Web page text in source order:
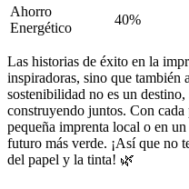
Ahorro
Energético
40%
Las historias de éxito en la
inspiradoras, sino que también
sostenibilidad no es un
construyendo juntos. Con cada
pequeña imprenta local o en
futuro más verde. ¡Así que no
del papel y la tinta! 🌿